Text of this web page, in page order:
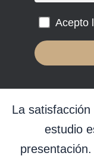
Acepto
La
estudio